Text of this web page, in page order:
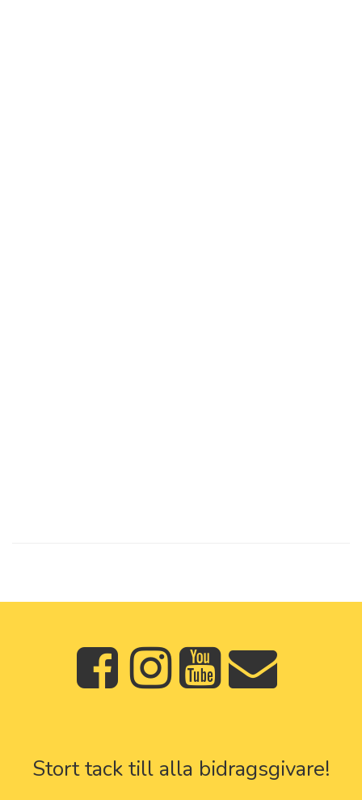
Stort tack till alla bidragsgivare!